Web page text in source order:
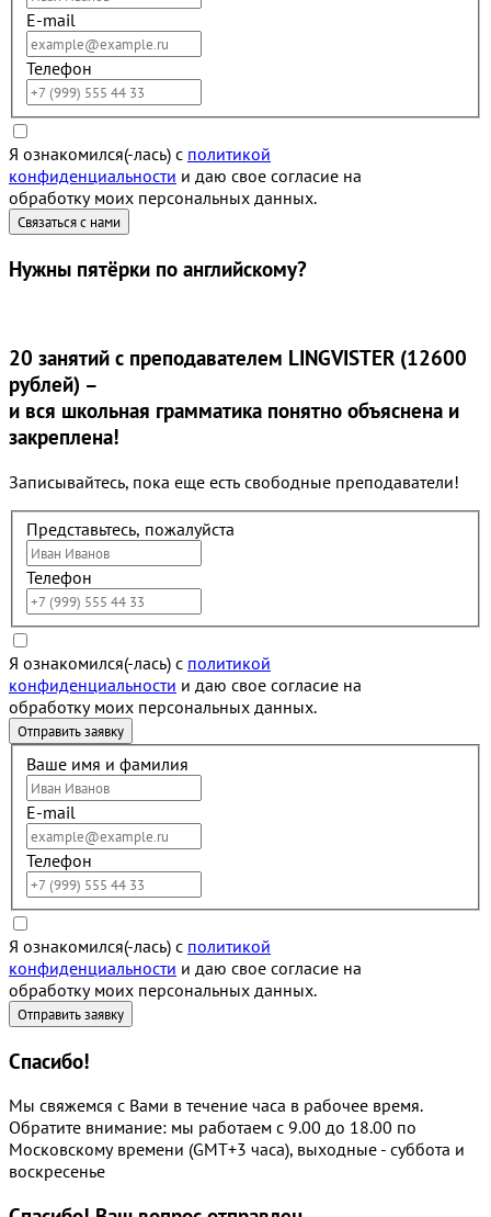
E-mail
Телефон
Я ознакомился(-лась) с политикой
конфиденциальности и даю свое согласие на
обработку моих персональных данных.
Нужны пятёрки по английскому?
20 занятий с преподавателем LINGVISTER (12600
рублей) –
и вся школьная грамматика понятно объяснена и
закреплена!
Записывайтесь, пока еще есть свободные преподаватели!
Представьтесь, пожалуйста
Телефон
Я ознакомился(-лась) с политикой
конфиденциальности и даю свое согласие на
обработку моих персональных данных.
Ваше имя и фамилия
E-mail
Телефон
Я ознакомился(-лась) с политикой
конфиденциальности и даю свое согласие на
обработку моих персональных данных.
Спасибо!
Мы свяжемся с Вами в течение часа в рабочее время.
Обратите внимание: мы работаем с 9.00 до 18.00 по
Московскому времени (GMT+3 часа), выходные - суббота и
воскресенье